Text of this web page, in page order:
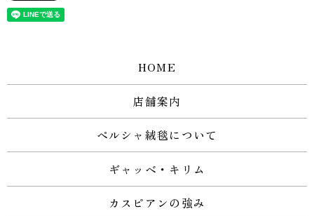
HOME
店舗案内
ペルシャ絨毯について
ギャッベ・キリム
カスピアンの強み